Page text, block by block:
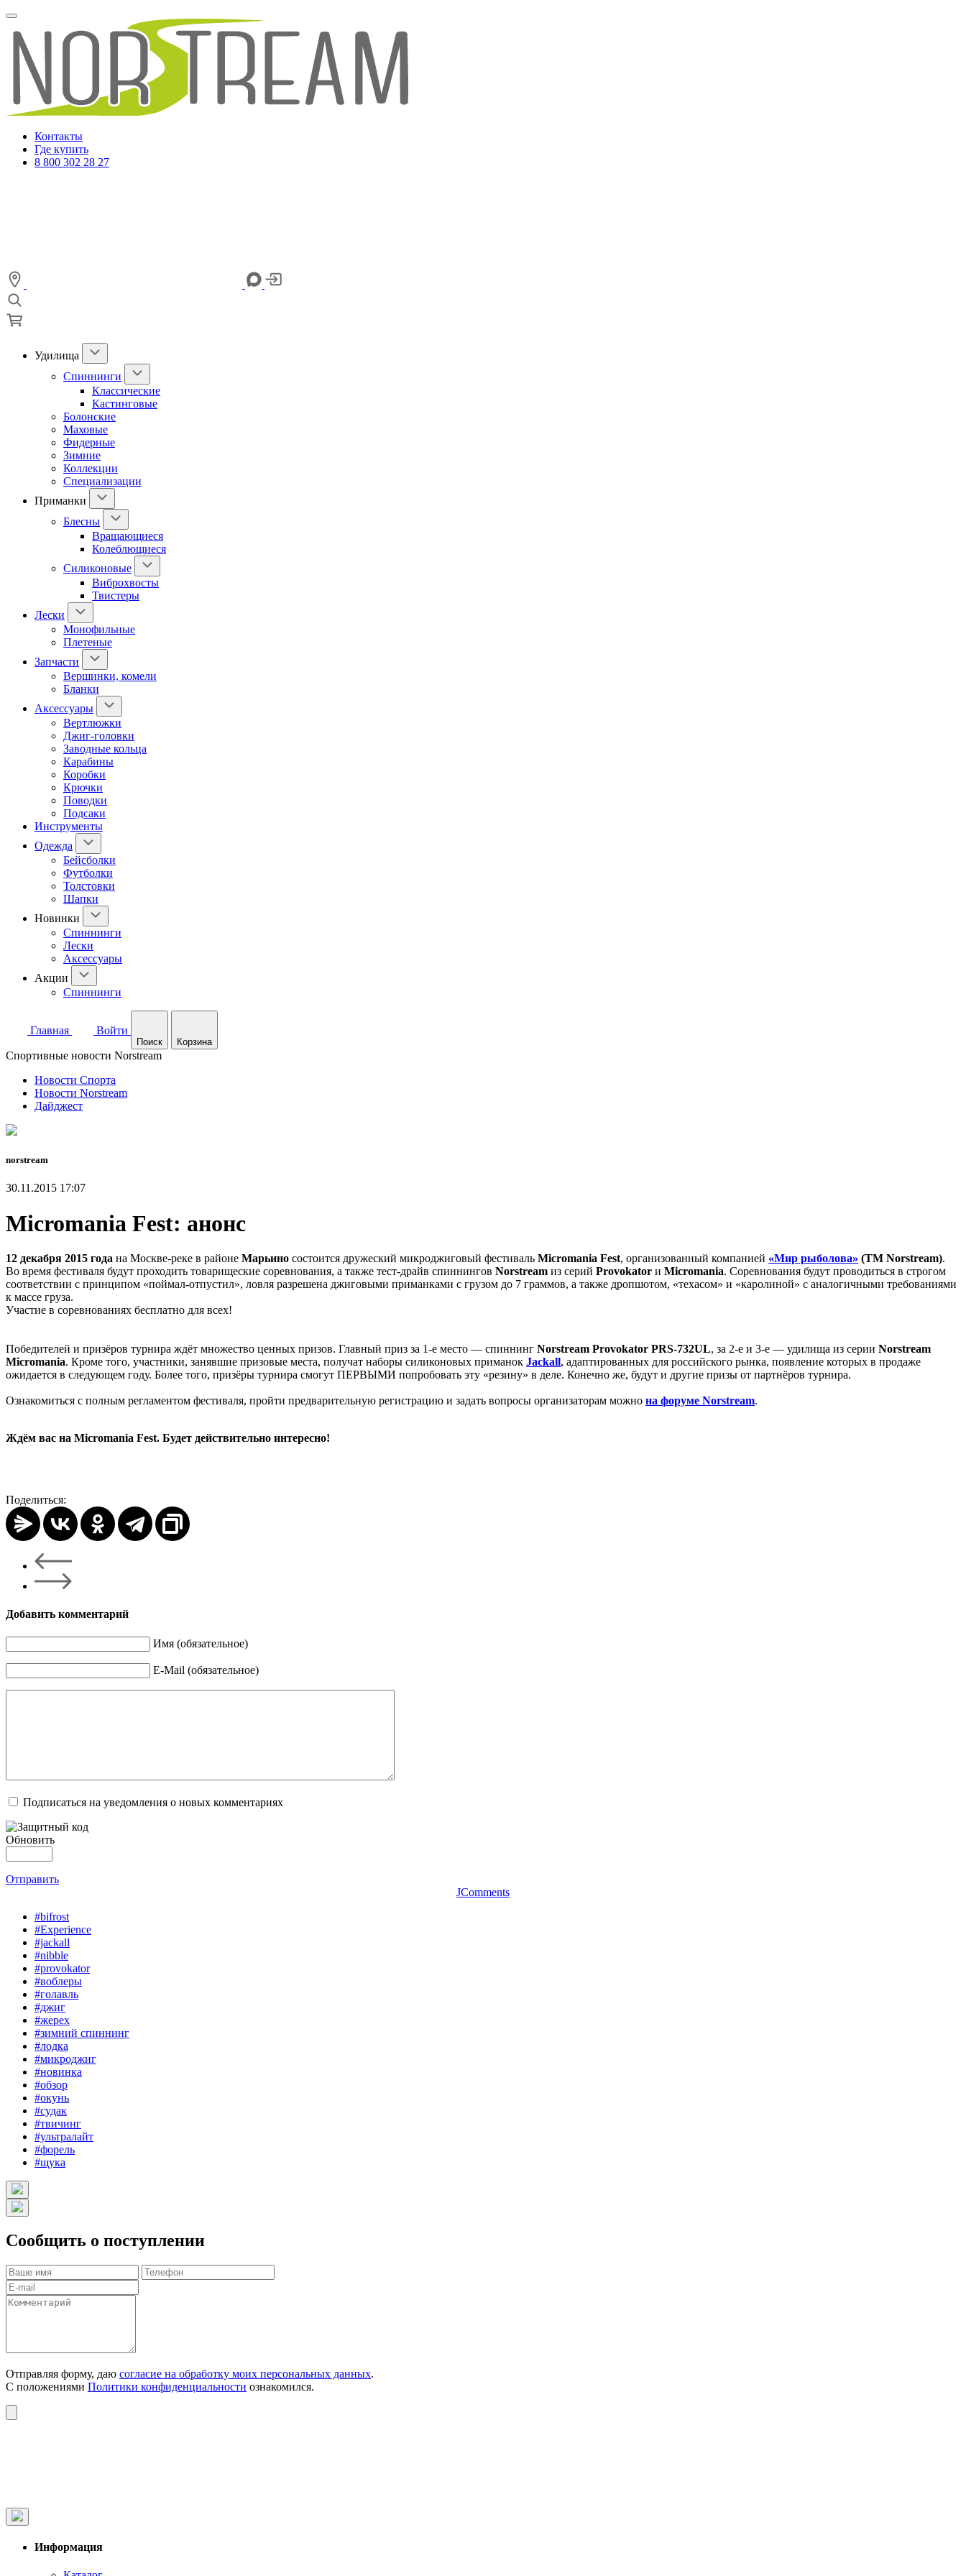
Контакты
Где купить
8 800 302 28 27
Удилища
Спиннинги
Классические
Кастинговые
Болонские
Маховые
Фидерные
Зимние
Коллекции
Специализации
Приманки
Блесны
Вращающиеся
Колеблющиеся
Силиконовые
Виброхвосты
Твистеры
Лески
Монофильные
Плетеные
Запчасти
Вершинки, комели
Бланки
Аксессуары
Вертлюжки
Джиг-головки
Заводные кольца
Карабины
Коробки
Крючки
Поводки
Подсаки
Инструменты
Одежда
Бейсболки
Футболки
Толстовки
Шапки
Новинки
Спиннинги
Лески
Аксессуары
Акции
Спиннинги
Главная Войти
Поиск Корзина
Спортивные новости Norstream
Новости Спорта
Новости Norstream
Дайджест
norstream
30.11.2015 17:07
Micromania Fest: анонс
12 декабря 2015 года на Москве-реке в районе Марьино состоится дружеский микроджиговый фестиваль Micromania Fest, организованный компанией «Мир рыболова» (ТМ Norstream).
Во время фестиваля будут проходить товарищеские соревнования, а также тест-драйв спиннингов Norstream из серий Provokator и Micromania. Соревнования будут проводиться в строгом
соответствии с принципом «поймал-отпустил», ловля разрешена джиговыми приманками с грузом до 7 граммов, а также дропшотом, «техасом» и «каролиной» с аналогичными требованиями
к массе груза.
Участие в соревнованиях бесплатно для всех!
Победителей и призёров турнира ждёт множество ценных призов. Главный приз за 1-е место — спиннинг Norstream Provokator PRS-732UL, за 2-е и 3-е — удилища из серии Norstream
Micromania. Кроме того, участники, занявшие призовые места, получат наборы силиконовых приманок Jackall, адаптированных для российского рынка, появление которых в продаже
ожидается в следующем году. Более того, призёры турнира смогут ПЕРВЫМИ попробовать эту «резину» в деле. Конечно же, будут и другие призы от партнёров турнира.
Ознакомиться с полным регламентом фестиваля, пройти предварительную регистрацию и задать вопросы организаторам можно на форуме Norstream.
Ждём вас на Micromania Fest. Будет действительно интересно!
Поделиться:
Добавить комментарий
Имя (обязательное)
E-Mail (обязательное)
Подписаться на уведомления о новых комментариях
Обновить
Отправить
JComments
#bifrost
#Experience
#jackall
#nibble
#provokator
#воблеры
#голавль
#джиг
#жерех
#зимний спиннинг
#лодка
#микроджиг
#новинка
#обзор
#окунь
#судак
#твичинг
#ультралайт
#форель
#щука
Сообщить о поступлении
Отправляя форму, даю согласие на обработку моих персональных данных.
С положениями Политики конфиденциальности ознакомился.
Информация